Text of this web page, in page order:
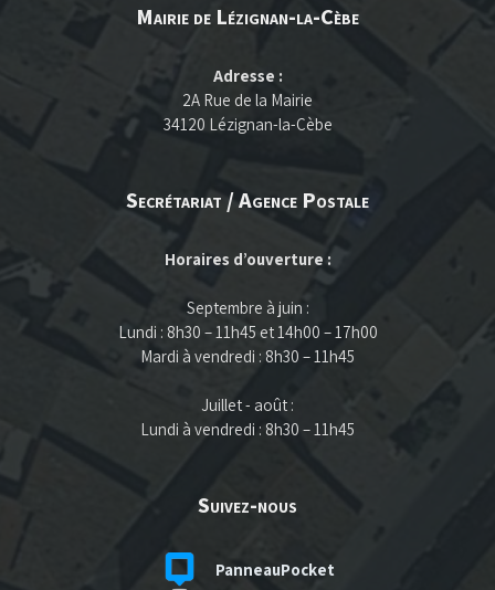
Mairie de Lézignan-la-Cèbe
Adresse :
2A Rue de la Mairie
34120 Lézignan-la-Cèbe
Secrétariat / Agence Postale
Horaires d’ouverture :
Septembre à juin :
Lundi : 8h30 – 11h45 et 14h00 – 17h00
Mardi à vendredi : 8h30 – 11h45
Juillet - août :
Lundi à vendredi : 8h30 – 11h45
Suivez-nous
PanneauPocket